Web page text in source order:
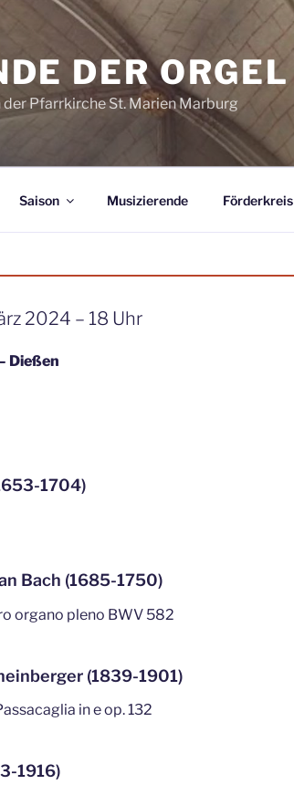
DER ORGEL
der Pfarrkirche St. Marien Marburg
Saison Musizierende Förderkreis
2024 – 18 Uhr
Dießen
1704)
Bach (1685-1750)
organo pleno BWV 582
(1839-1901)
in e op. 132
1916)